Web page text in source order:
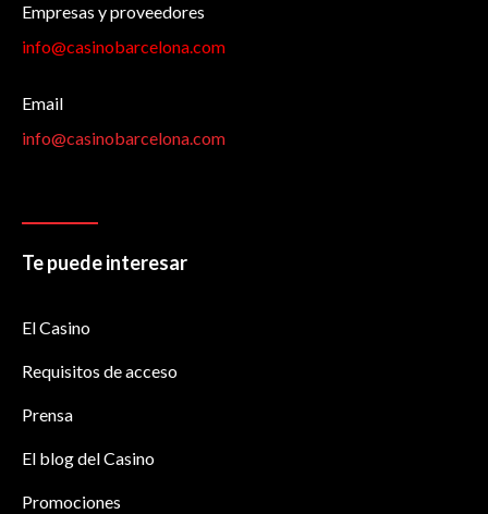
Empresas y proveedores
info@casinobarcelona.com
Email
info@casinobarcelona.com
Te puede interesar
El Casino
Requisitos de acceso
Prensa
El blog del Casino
Promociones